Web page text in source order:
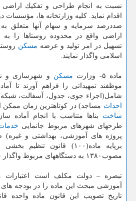
نسبت به انجام طراحی و تفكیك اراضی
اقدام نماید. كلیه وزارتخانه ها،
صددرصد سرمایه و سهام آنها متعلق
اراضی واقع در محدوده روستاها را
تسهیل در امر تولید و عرضه مسكن
اسلامی واگذار نمایند.
ماده ۵- وزارت مسكن و شهرسازی و
موظفند تمهیداتی را فراهم آورند تا
شامل(اجراء جوی، جدول، آسفالت، شبكه
احداث مساجد) در كوتاهترین زمان ممكن
ساخت بناها متناسب با انجام آماده
طرحهای شهرهای مربوط جانمایی
پروژه های آموزشی، بهداشتی و
برپایه ماده(۱۰۰) قانون
مصوب۱۳۸۰ به دستگاههای مربوط واگذار خواهد شد
تبصره – دولت مكلف است اعتبارات
آموزشی مبحث این ماده را در بودجه های
تاریخ تصویب این قانون ماده واحده